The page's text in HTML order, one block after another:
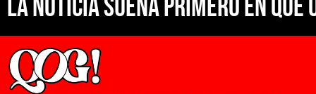
La noticia suena primero en Que